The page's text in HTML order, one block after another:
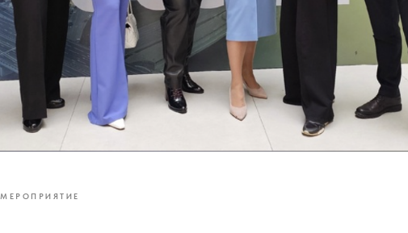
МЕРОПРИЯТИЕ